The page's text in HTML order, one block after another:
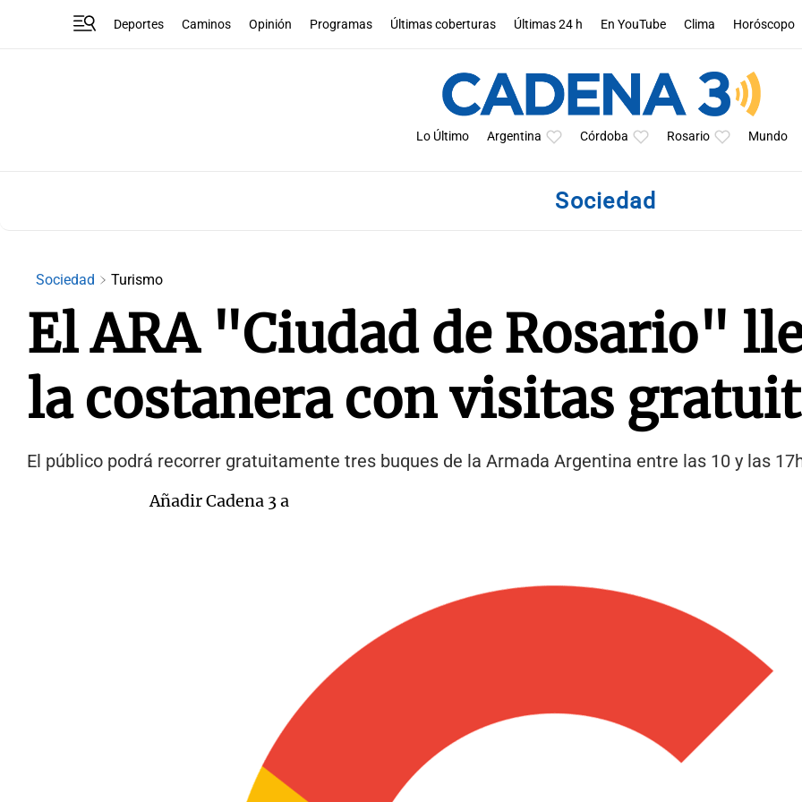
Deportes Caminos Opinión Programas Últimas coberturas Últimas 24 h En YouTube Clima Horóscopo
Lo Último Argentina Córdoba Rosario Mundo
Sociedad
Sociedad Turismo
El ARA "Ciudad de Rosario"
la costanera con visitas
El público podrá recorrer gratuitamente tres buques de la Armada Argentina entre las 10 y las
Añadir Cadena 3 a